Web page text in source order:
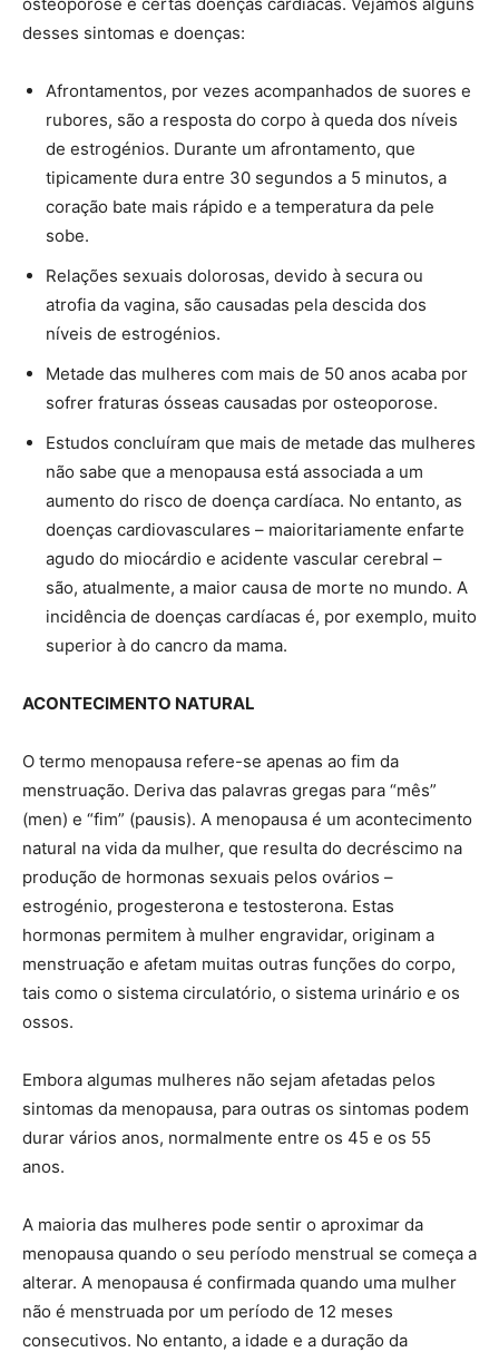
desses sintomas e doenças:
Afrontamentos, por vezes acompanhados de suores e
rubores, são a resposta do corpo à queda dos níveis
de estrogénios. Durante um afrontamento, que
tipicamente dura entre 30 segundos a 5 minutos, a
coração bate mais rápido e a temperatura da pele
sobe.
Relações sexuais dolorosas, devido à secura ou
atrofia da vagina, são causadas pela descida dos
níveis de estrogénios.
Metade das mulheres com mais de 50 anos acaba por
sofrer fraturas ósseas causadas por osteoporose.
Estudos concluíram que mais de metade das mulheres
não sabe que a menopausa está associada a um
aumento do risco de doença cardíaca. No entanto, as
doenças cardiovasculares – maioritariamente enfarte
agudo do miocárdio e acidente vascular cerebral –
são, atualmente, a maior causa de morte no mundo. A
incidência de doenças cardíacas é, por exemplo, muito
superior à do cancro da mama.
ACONTECIMENTO NATURAL
O termo menopausa refere-se apenas ao fim da
menstruação. Deriva das palavras gregas para “mês”
(men) e “fim” (pausis). A menopausa é um acontecimento
natural na vida da mulher, que resulta do decréscimo na
produção de hormonas sexuais pelos ovários –
estrogénio, progesterona e testosterona. Estas
hormonas permitem à mulher engravidar, originam a
menstruação e afetam muitas outras funções do corpo,
tais como o sistema circulatório, o sistema urinário e os
ossos.
Embora algumas mulheres não sejam afetadas pelos
sintomas da menopausa, para outras os sintomas podem
durar vários anos, normalmente entre os 45 e os 55
anos.
A maioria das mulheres pode sentir o aproximar da
menopausa quando o seu período menstrual se começa a
alterar. A menopausa é confirmada quando uma mulher
não é menstruada por um período de 12 meses
consecutivos. No entanto, a idade e a duração da